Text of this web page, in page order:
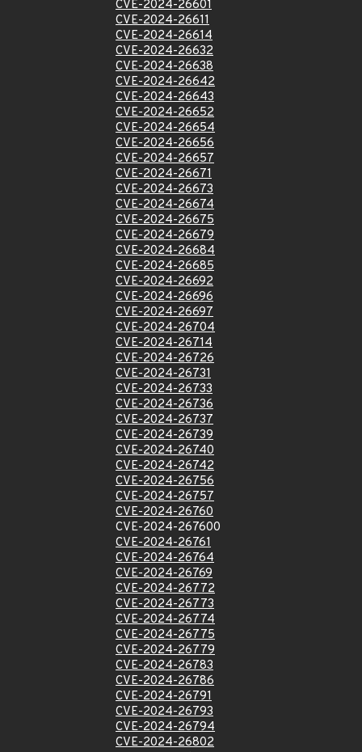
CVE-2024-26601
CVE-2024-26611
CVE-2024-26614
CVE-2024-26632
CVE-2024-26638
CVE-2024-26642
CVE-2024-26643
CVE-2024-26652
CVE-2024-26654
CVE-2024-26656
CVE-2024-26657
CVE-2024-26671
CVE-2024-26673
CVE-2024-26674
CVE-2024-26675
CVE-2024-26679
CVE-2024-26684
CVE-2024-26685
CVE-2024-26692
CVE-2024-26696
CVE-2024-26697
CVE-2024-26704
CVE-2024-26714
CVE-2024-26726
CVE-2024-26731
CVE-2024-26733
CVE-2024-26736
CVE-2024-26737
CVE-2024-26739
CVE-2024-26740
CVE-2024-26742
CVE-2024-26756
CVE-2024-26757
CVE-2024-26760
CVE-2024-267600
CVE-2024-26761
CVE-2024-26764
CVE-2024-26769
CVE-2024-26772
CVE-2024-26773
CVE-2024-26774
CVE-2024-26775
CVE-2024-26779
CVE-2024-26783
CVE-2024-26786
CVE-2024-26791
CVE-2024-26793
CVE-2024-26794
CVE-2024-26802